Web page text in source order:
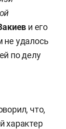
и его
не удалось
по делу
что,
характер